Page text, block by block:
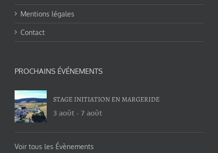
Mentions légales
Contact
PROCHAINS ÉVÉNEMENTS
STAGE INITIATION EN MARGERIDE
3 août - 7 août
Voir tous les Évènements